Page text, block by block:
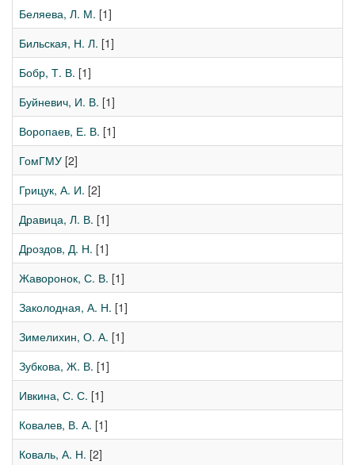
Беляева, Л. М. [1]
Бильская, Н. Л. [1]
Бобр, Т. В. [1]
Буйневич, И. В. [1]
Воропаев, Е. В. [1]
ГомГМУ [2]
Грицук, А. И. [2]
Дравица, Л. В. [1]
Дроздов, Д. Н. [1]
Жаворонок, С. В. [1]
Заколодная, А. Н. [1]
Зимелихин, О. А. [1]
Зубкова, Ж. В. [1]
Ивкина, С. С. [1]
Ковалев, В. А. [1]
Коваль, А. Н. [2]